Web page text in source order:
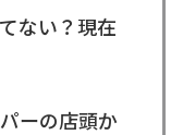
ない？現在
ーの店頭か